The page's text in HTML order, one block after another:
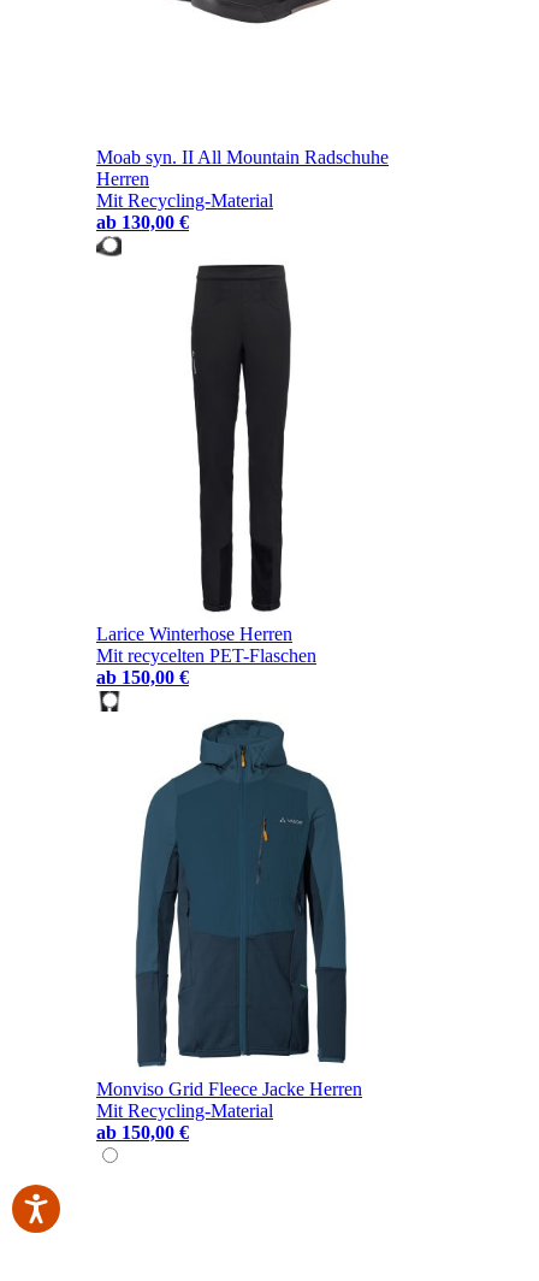
Moab syn. II All Mountain Radschuhe
Herren
Mit Recycling-Material
ab 130,00 €
Larice Winterhose Herren
Mit recycelten PET-Flaschen
ab 150,00 €
Monviso Grid Fleece Jacke Herren
Mit Recycling-Material
ab 150,00 €